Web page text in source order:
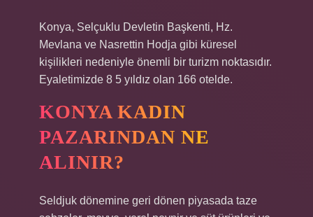
Konya, Selçuklu Devletin Başkenti, Hz.
Mevlana ve Nasrettin Hodja gibi küresel
kişilikleri nedeniyle önemli bir turizm noktasıdır.
Eyaletimizde 8 5 yıldız olan 166 otelde.
KONYA KADIN
PAZARINDAN NE
ALINIR?
Seldjuk dönemine geri dönen piyasada taze